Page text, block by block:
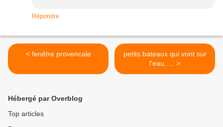
Répondre
< fenêtre provencale
petits bateaux qui vont sur
l'eau..... >
Hébergé par Overblog
Top articles